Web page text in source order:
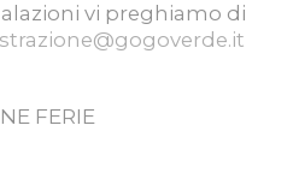
vi preghiamo di
FERIE